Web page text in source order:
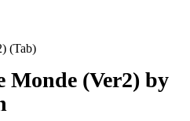
(Tab)
Monde (Ver2) by